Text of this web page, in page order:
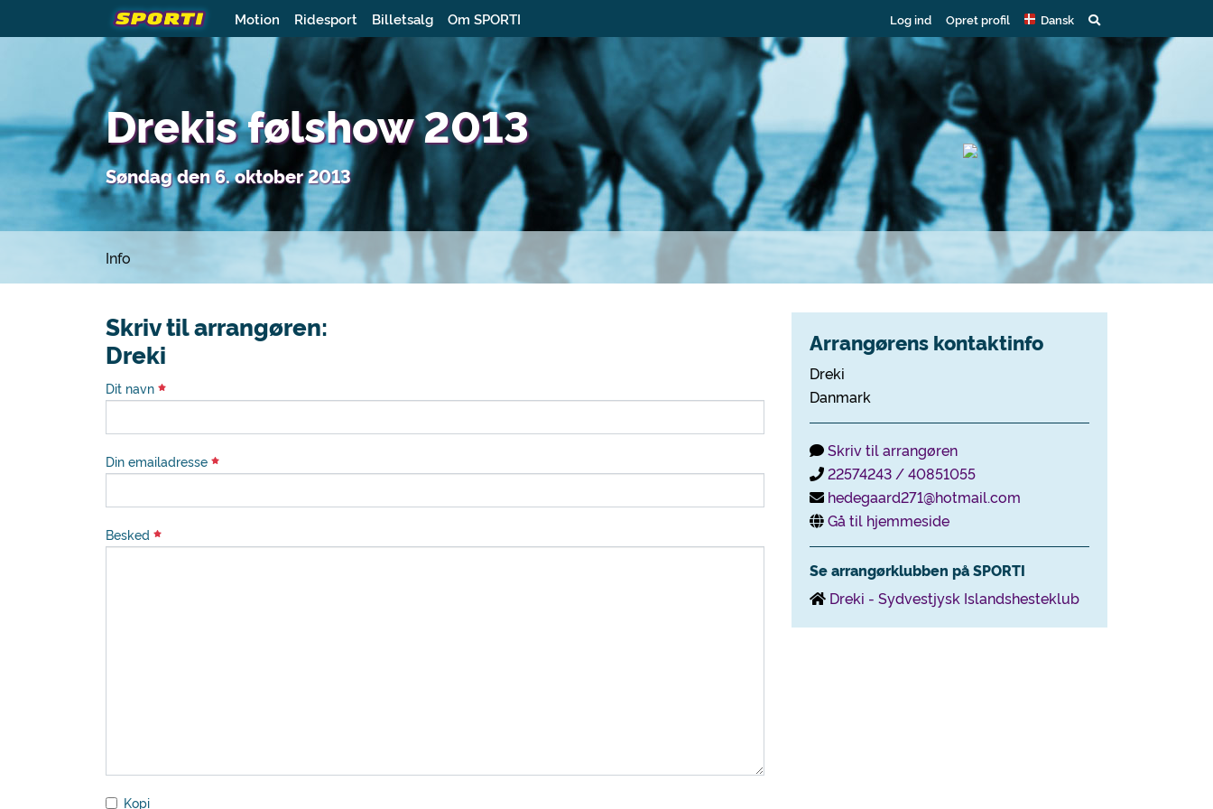
Motion Ridesport Billetsalg Om SPORTI Log ind Opret profil Dansk
Drekis følshow 2013
Søndag den 6. oktober 2013
Info
Skriv til arrangøren:
Dreki
Dit navn
Din emailadresse
Besked
Kopi
Arrangørens kontaktinfo
Dreki
Danmark
Skriv til arrangøren
22574243 / 40851055
hedegaard271@hotmail.com
Gå til hjemmeside
Se arrangørklubben på SPORTI
Dreki - Sydvestjysk Islandshesteklub